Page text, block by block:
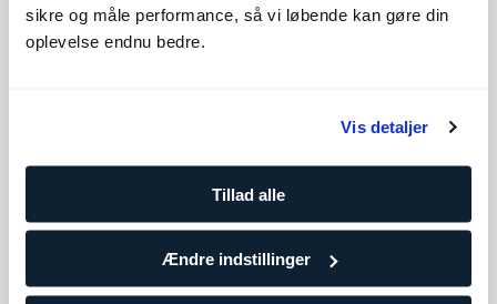
sikre og måle performance, så vi løbende kan gøre din
oplevelse endnu bedre.
Vis detaljer
Tillad alle
Ændre indstillinger
Level 4
10 klip
859,90
Træn oftere for at holde dig på rette spor og tilpas hen ad
træner regelmæssigt eller i gruppetimer.